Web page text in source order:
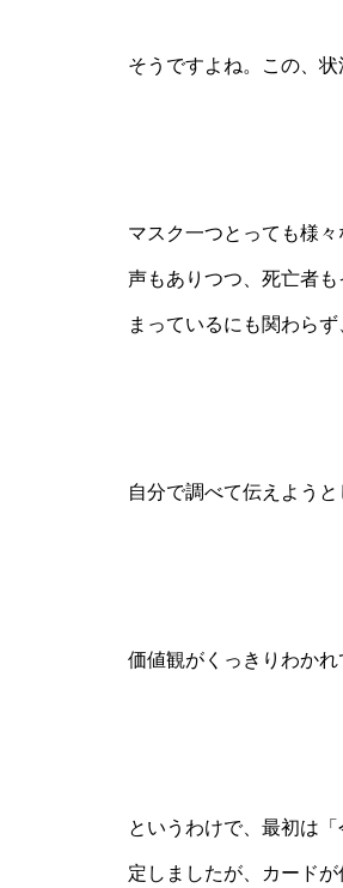
そうですよね。この、
マスク一つとっても様
声もありつつ、死亡者
まっているにも関わら
自分で調べて伝えよう
価値観がくっきりわか
というわけで、最初は
定しましたが、カード